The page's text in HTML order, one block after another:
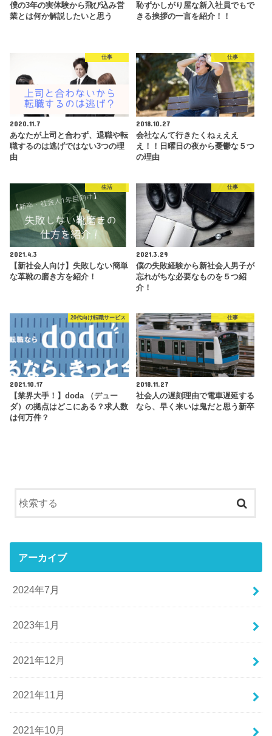
僕の3年の実体験から飛び込み営
業とは何か解説したいと思う
恥ずかしがり屋な新入社員でもで
きる挨拶の一言を紹介！！
仕事
2020.11.7
あなたが上司と合わず、退職や転
職するのは逃げではない3つの理
由
仕事
2018.10.27
会社なんて行きたくねぇええ
え！！日曜日の夜から憂鬱な５つ
の理由
生活
2021.4.3
【新社会人向け】失敗しない簡単
な革靴の磨き方を紹介！
仕事
2021.3.29
僕の失敗経験から新社会人男子が
忘れがちな必要なものを５つ紹
介！
20代向け転職サービス
2021.10.17
【業界大手！】doda （デュー
ダ）の拠点はどこにある？求人数
は何万件？
仕事
2018.11.27
社会人の遅刻理由で電車遅延する
なら、早く来いは鬼だと思う新卒
アーカイブ
2024年7月
2023年1月
2021年12月
2021年11月
2021年10月